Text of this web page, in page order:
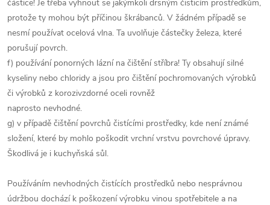
částice! Je třeba vyhnout se jakýmkoli drsným čisticím prostředkům,
protože ty mohou být příčinou škrábanců. V žádném případě se
nesmí používat ocelová vlna. Ta uvolňuje částečky železa, které
porušují povrch.
f) používání ponorných lázní na čištění stříbra! Ty obsahují silné
kyseliny nebo chloridy a jsou pro čištění pochromovaných výrobků
či výrobků z korozivzdorné oceli rovněž
naprosto nevhodné.
g) v případě čištění povrchů čistícími prostředky, kde není známé
složení, které by mohlo poškodit vrchní vrstvu povrchové úpravy.
Škodlivá je i kuchyňská sůl.
Používáním nevhodných čistících prostředků nebo nesprávnou
údržbou dochází k poškození výrobku vinou spotřebitele a na